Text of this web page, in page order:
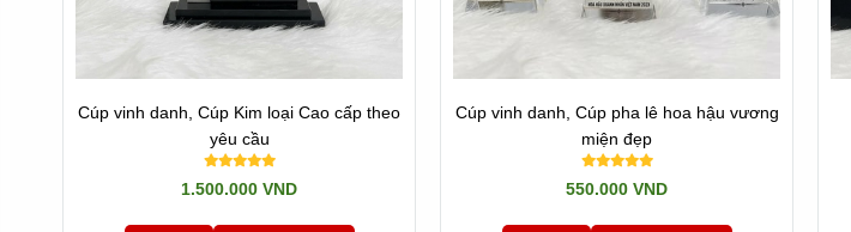
I. Cúp Tri Ân Giành Cho Những Ai?
Cúp vinh danh, Cúp Kim loại Cao cấp theo
yêu cầu
1.500.000 VND
Cúp vinh danh, Cúp pha lê hoa hậu vương
miện đẹp
550.000 VND